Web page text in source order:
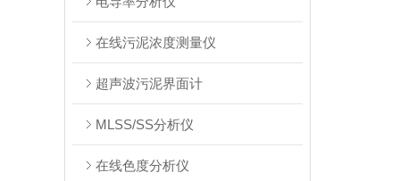
在线污泥浓度测量仪
超声波污泥界面计
MLSS/SS分析仪
在线色度分析仪